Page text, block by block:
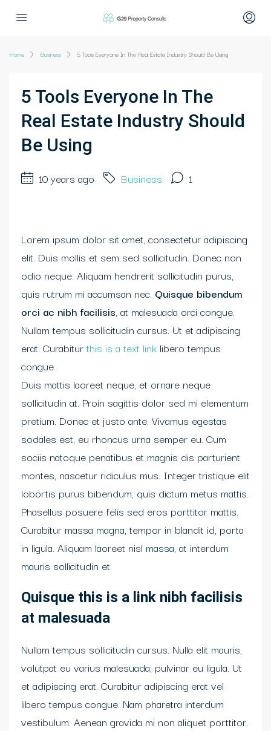
Home Business 5 Tools Everyone In The Real Estate Industry Should Be Using
5 Tools Everyone In The
Real Estate Industry Should
Be Using
10 years ago Business 1
Lorem ipsum dolor sit amet, consectetur adipiscing
elit. Duis mollis et sem sed sollicitudin. Donec non
odio neque. Aliquam hendrerit sollicitudin purus,
quis rutrum mi accumsan nec. Quisque bibendum
orci ac nibh facilisis, at malesuada orci congue.
Nullam tempus sollicitudin cursus. Ut et adipiscing
erat. Curabiturthis is a text link libero tempus
congue.
Duis mattis laoreet neque, et ornare neque
sollicitudin at. Proin sagittis dolor sed mi elementum
pretium. Donec et justo ante. Vivamus egestas
sodales est, eu rhoncus urna semper eu. Cum
sociis natoque penatibus et magnis dis parturient
montes, nascetur ridiculus mus. Integer tristique elit
lobortis purus bibendum, quis dictum metus mattis.
Phasellus posuere felis sed eros porttitor mattis.
Curabitur massa magna, tempor in blandit id, porta
in ligula. Aliquam laoreet nisl massa, at interdum
mauris sollicitudin et.
Quisque this is a link nibh facilisis
at malesuada
Nullam tempus sollicitudin cursus. Nulla elit mauris,
volutpat eu varius malesuada, pulvinar eu ligula. Ut
et adipiscing erat. Curabitur adipiscing erat vel
libero tempus congue. Nam pharetra interdum
vestibulum. Aenean gravida mi non aliquet porttitor.